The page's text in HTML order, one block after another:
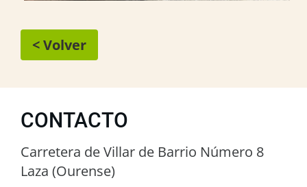
< Volver
CONTACTO
Carretera de Villar de Barrio Número 8
Laza (Ourense)